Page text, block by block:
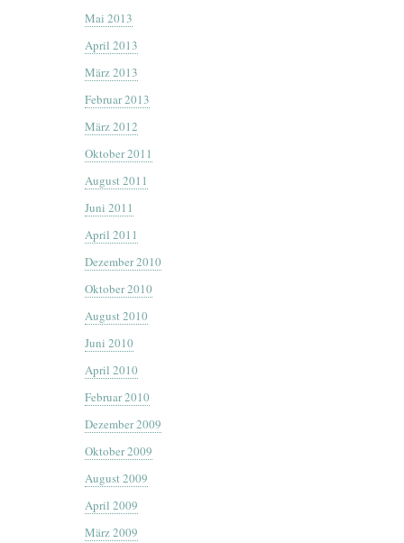
Mai 2013
April 2013
März 2013
Februar 2013
März 2012
Oktober 2011
August 2011
Juni 2011
April 2011
Dezember 2010
Oktober 2010
August 2010
Juni 2010
April 2010
Februar 2010
Dezember 2009
Oktober 2009
August 2009
April 2009
März 2009